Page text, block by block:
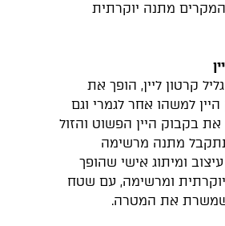
המקרים מתנה יוקרתית
קרטון ליין, הופך את
למשהו אחר לגמרי וגם
בקבוק היין הפשוט והזול
תתקבל מתנה מרשימה
ומיתוג אישי שהופך
ומרשימה, עם שטח
שמשרת את המטרה.